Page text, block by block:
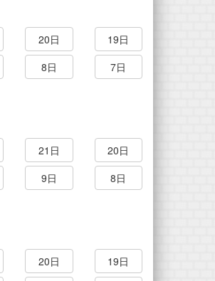
20日
19日
8日
7日
21日
20日
9日
8日
20日
19日